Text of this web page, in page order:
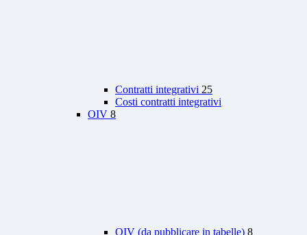
Contratti integrativi 25
Costi contratti integrativi
OIV 8
OIV (da pubblicare in tabelle) 8